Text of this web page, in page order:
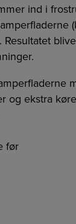
ind i
og ekstra